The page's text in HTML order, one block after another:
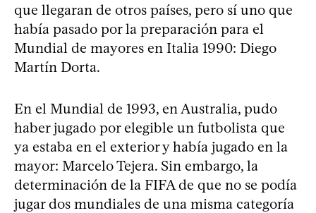
que llegaran de otros países, pero sí uno que
había pasado por la preparación para el
Mundial de mayores en Italia 1990: Diego
Martín Dorta.
En el Mundial de 1993, en Australia, pudo
haber jugado por elegible un futbolista que
ya estaba en el exterior y había jugado en la
mayor: Marcelo Tejera. Sin embargo, la
determinación de la FIFA de que no se podía
jugar dos mundiales de una misma categoría